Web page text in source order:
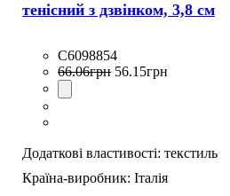
тенісний з дзвінком, 3,8 см
C6098854
66.06грн 56.15грн
Додаткові властивості: текстиль
Країна-виробник: Італія